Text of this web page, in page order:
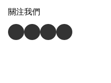
關注我們